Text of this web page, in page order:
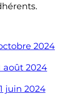
2024
août 2024
juin 2024